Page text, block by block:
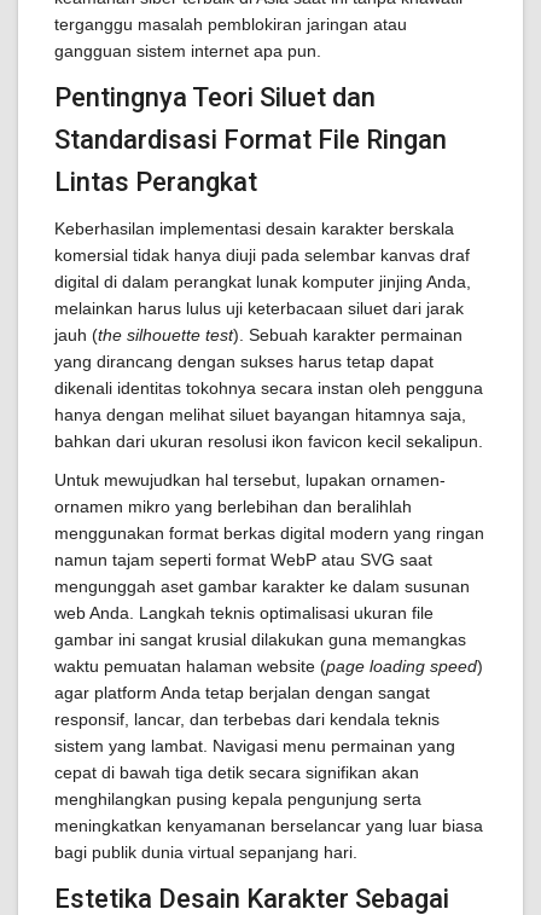
terganggu masalah pemblokiran jaringan atau
gangguan sistem internet apa pun.
Pentingnya Teori Siluet dan
Standardisasi Format File Ringan
Lintas Perangkat
Keberhasilan implementasi desain karakter berskala
komersial tidak hanya diuji pada selembar kanvas draf
digital di dalam perangkat lunak komputer jinjing Anda,
melainkan harus lulus uji keterbacaan siluet dari jarak
jauh (the silhouette test). Sebuah karakter permainan
yang dirancang dengan sukses harus tetap dapat
dikenali identitas tokohnya secara instan oleh pengguna
hanya dengan melihat siluet bayangan hitamnya saja,
bahkan dari ukuran resolusi ikon favicon kecil sekalipun.
Untuk mewujudkan hal tersebut, lupakan ornamen-
ornamen mikro yang berlebihan dan beralihlah
menggunakan format berkas digital modern yang ringan
namun tajam seperti format WebP atau SVG saat
mengunggah aset gambar karakter ke dalam susunan
web Anda. Langkah teknis optimalisasi ukuran file
gambar ini sangat krusial dilakukan guna memangkas
waktu pemuatan halaman website (page loading speed)
agar platform Anda tetap berjalan dengan sangat
responsif, lancar, dan terbebas dari kendala teknis
sistem yang lambat. Navigasi menu permainan yang
cepat di bawah tiga detik secara signifikan akan
menghilangkan pusing kepala pengunjung serta
meningkatkan kenyamanan berselancar yang luar biasa
bagi publik dunia virtual sepanjang hari.
Estetika Desain Karakter Sebagai